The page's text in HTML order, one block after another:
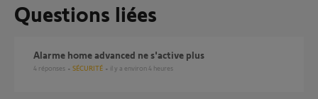
Questions liées
Alarme home advanced ne s'active plus
4 réponses SÉCURITÉ il y a environ 4 heures